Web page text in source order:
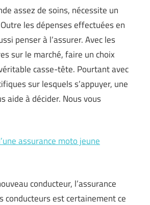
assez de soins, nécessite un
les dépenses effectuées en
penser à l’assurer. Avec les
sur le marché, faire un choix
casse-tête. Pourtant avec
sur lesquels s’appuyer, une
aide à décider. Nous vous
assurance moto jeune
conducteur, l’assurance
conducteurs est certainement ce